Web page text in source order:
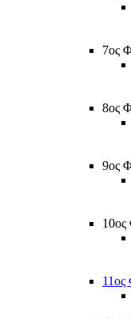
7ος
8ος
9ος
10ος
11ος